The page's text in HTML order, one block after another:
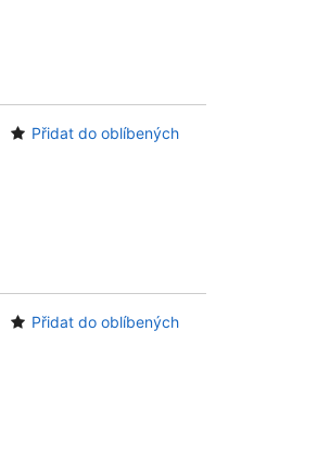
Přidat do oblíbených
Přidat do oblíbených